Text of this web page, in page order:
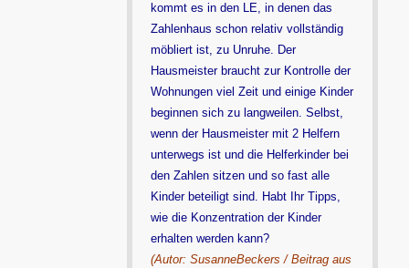
kommt es in den LE, in denen das
Zahlenhaus schon relativ vollständig
möbliert ist, zu Unruhe. Der
Hausmeister braucht zur Kontrolle der
Wohnungen viel Zeit und einige Kinder
beginnen sich zu langweilen. Selbst,
wenn der Hausmeister mit 2 Helfern
unterwegs ist und die Helferkinder bei
den Zahlen sitzen und so fast alle
Kinder beteiligt sind. Habt Ihr Tipps,
wie die Konzentration der Kinder
erhalten werden kann?
(Autor: SusanneBeckers / Beitrag aus